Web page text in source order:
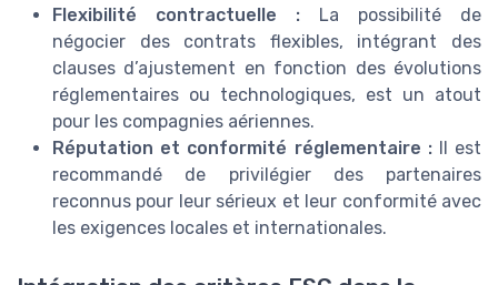
Flexibilité contractuelle : La possibilité de
négocier des contrats flexibles, intégrant des
clauses d’ajustement en fonction des évolutions
réglementaires ou technologiques, est un atout
pour les compagnies aériennes.
Réputation et conformité réglementaire :Il est
recommandé de privilégier des partenaires
reconnus pour leur sérieux et leur conformité avec
les exigences locales et internationales.